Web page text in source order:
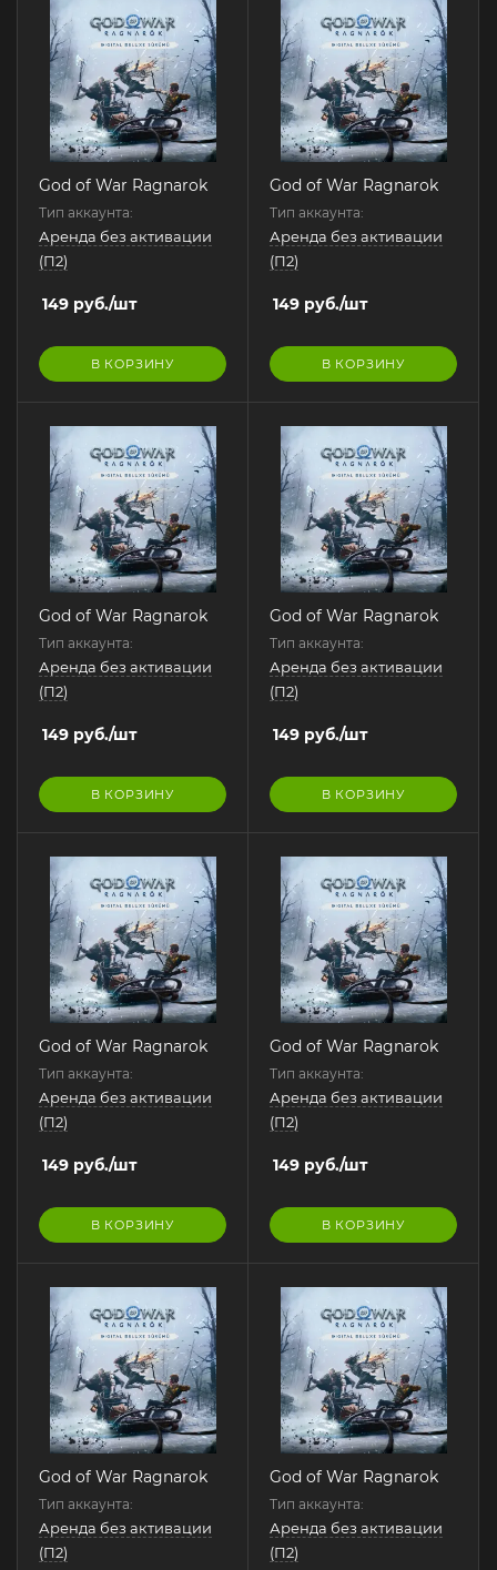
God of War Ragnarok
Тип аккаунта:
Аренда без активации
(П2)
149 руб./шт
В КОРЗИНУ
God of War Ragnarok
Тип аккаунта:
Аренда без активации
(П2)
149 руб./шт
В КОРЗИНУ
God of War Ragnarok
Тип аккаунта:
Аренда без активации
(П2)
149 руб./шт
В КОРЗИНУ
God of War Ragnarok
Тип аккаунта:
Аренда без активации
(П2)
149 руб./шт
В КОРЗИНУ
God of War Ragnarok
Тип аккаунта:
Аренда без активации
(П2)
149 руб./шт
В КОРЗИНУ
God of War Ragnarok
Тип аккаунта:
Аренда без активации
(П2)
149 руб./шт
В КОРЗИНУ
God of War Ragnarok
Тип аккаунта:
Аренда без активации
(П2)
God of War Ragnarok
Тип аккаунта:
Аренда без активации
(П2)